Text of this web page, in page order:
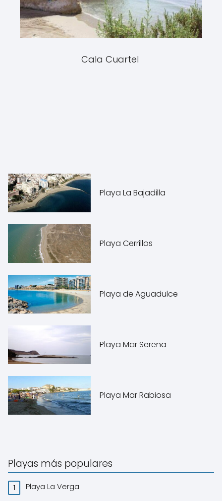
Cala Cuartel
Playa La Bajadilla
Playa Cerrillos
Playa de Aguadulce
Playa Mar Serena
Playa Mar Rabiosa
Playas más populares
Playa La Verga